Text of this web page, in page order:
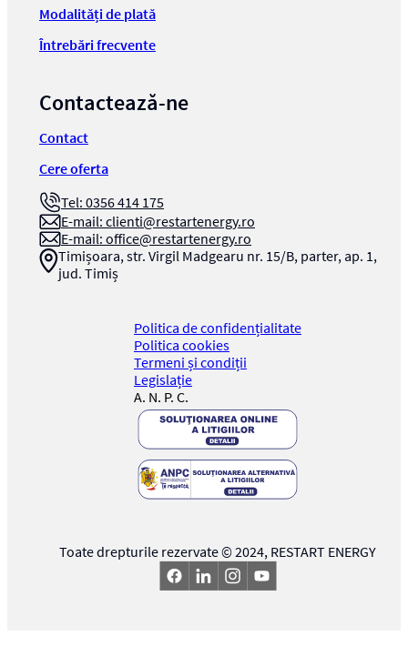
Modalități de plată
Întrebări frecvente
Contactează-ne
Contact
Cere oferta
Tel: 0356 414 175
E-mail: clienti@restartenergy.ro
E-mail: office@restartenergy.ro
Timișoara, str. Virgil Madgearu nr. 15/B, parter, ap. 1,
jud. Timiș
Politica de confidențialitate
Politica cookies
Termeni și condiții
Legislație
A. N. P. C.
Toate drepturile rezervate © 2024, RESTART ENERGY